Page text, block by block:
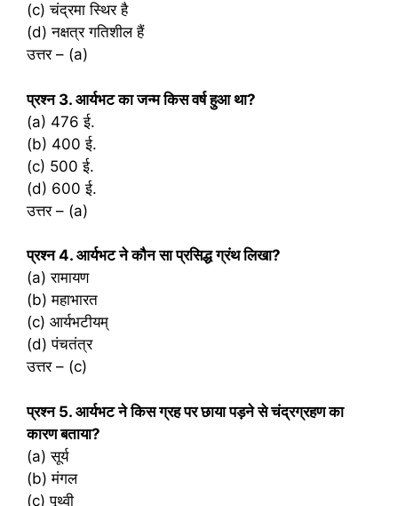
(c) चंद्रमा स्थिर है
(d) नक्षत्र गतिशील हैं
उत्तर – (a)
प्रश्‍न 3. आर्यभट का जन्म किस वर्ष हुआ था?
(a) 476 ई.
(b) 400 ई.
(c) 500 ई.
(d) 600 ई.
उत्तर – (a)
प्रश्‍न 4. आर्यभट ने कौन सा प्रसिद्ध ग्रंथ लिखा?
(a) रामायण
(b) महाभारत
(c) आर्यभटीयम्
(d) पंचतंत्र
उत्तर – (c)
प्रश्‍न 5. आर्यभट ने किस ग्रह पर छाया पड़ने से चंद्रग्रहण का
कारण बताया?
(a) सूर्य
(b) मंगल
(c) पृथ्वी